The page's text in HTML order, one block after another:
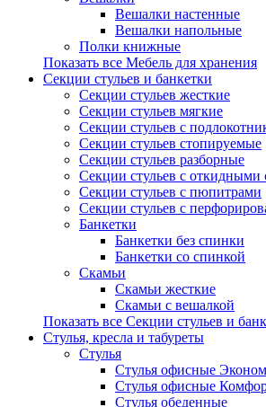
Вешалки настенные
Вешалки напольные
Полки книжные
Показать все Мебель для хранения
Секции стульев и банкетки
Секции стульев жесткие
Секции стульев мягкие
Секции стульев с
Секции стульев стопируемые
Секции стульев разборные
Секции стульев с откидными
Секции стульев с пюпитрами
Секции стульев с
Банкетки
Банкетки без спинки
Банкетки со спинкой
Скамьи
Скамьи жесткие
Скамьи с вешалкой
Показать все Секции стульев и
Стулья, кресла и табуреты
Стулья
Стулья офисные Эконом
Стулья офисные
Стулья обеденные